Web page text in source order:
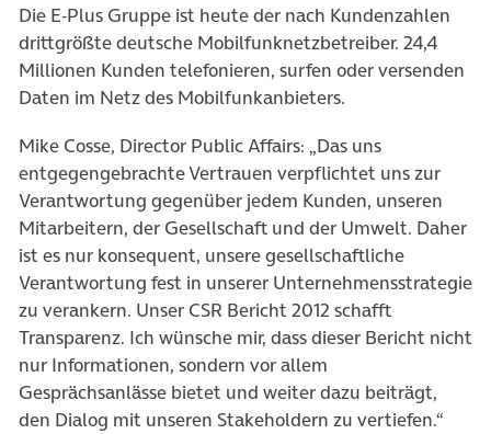
Die E-Plus Gruppe ist heute der nach Kundenzahlen
drittgrößte deutsche Mobilfunknetzbetreiber. 24,4
Millionen Kunden telefonieren, surfen oder versenden
Daten im Netz des Mobilfunkanbieters.
Mike Cosse, Director Public Affairs: „Das uns
entgegengebrachte Vertrauen verpflichtet uns zur
Verantwortung gegenüber jedem Kunden, unseren
Mitarbeitern, der Gesellschaft und der Umwelt. Daher
ist es nur konsequent, unsere gesellschaftliche
Verantwortung fest in unserer Unternehmensstrategie
zu verankern. Unser CSR Bericht 2012 schafft
Transparenz. Ich wünsche mir, dass dieser Bericht nicht
nur Informationen, sondern vor allem
Gesprächsanlässe bietet und weiter dazu beiträgt,
den Dialog mit unseren Stakeholdern zu vertiefen.“